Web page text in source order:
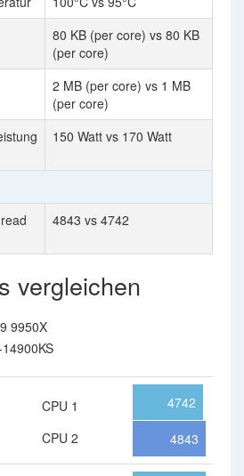
80 KB (per core) vs 80 KB
(per core)
2 MB (per core) vs 1 MB
(per core)
150 Watt vs 170 Watt
4843 vs 4742
vergleichen
9950X
CPU 1
CPU 2
4742
4843